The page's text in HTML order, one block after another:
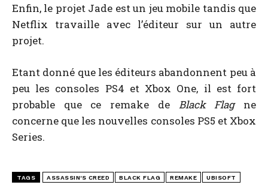
Enfin, le projet Jade est un jeu mobile tandis que
Netflix travaille avec l’éditeur sur un autre
projet.
Etant donné que les éditeurs abandonnent peu à
peu les consoles PS4 et Xbox One, il est fort
probable que ce remake de Black Flagne
concerne que les nouvelles consoles PS5 et Xbox
Series.
TAGS ASSASSIN'S CREED BLACK FLAG REMAKE UBISOFT